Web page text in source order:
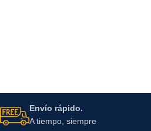
Envío rápido.
A tiempo, siempre